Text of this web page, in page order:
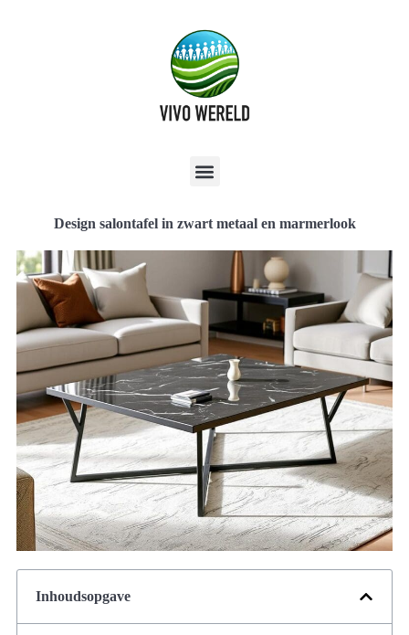
Design salontafel in zwart metaal en marmerlook
Inhoudsopgave